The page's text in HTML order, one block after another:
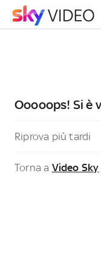
Ooooops! Si è
Riprova più tardi
Torna a Video Sky